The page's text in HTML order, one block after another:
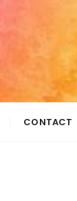
CONTACT